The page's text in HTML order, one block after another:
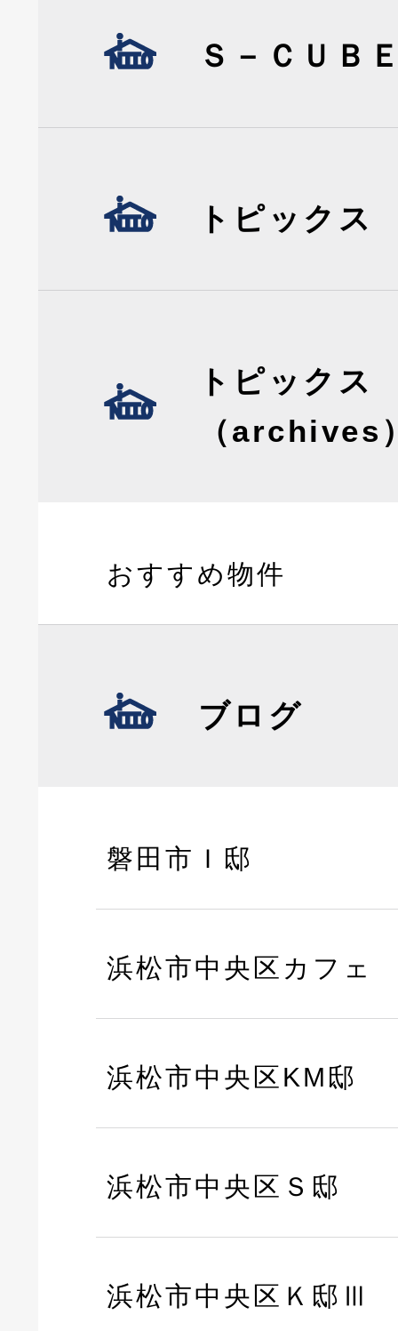
Ｓ－ＣＵＢ
トピックス
トピックス
（archives
おすすめ物件
ブログ
磐田市Ｉ邸
浜松市中央区カフェ
浜松市中央区KM邸
浜松市中央区Ｓ邸
浜松市中央区Ｋ邸Ⅲ